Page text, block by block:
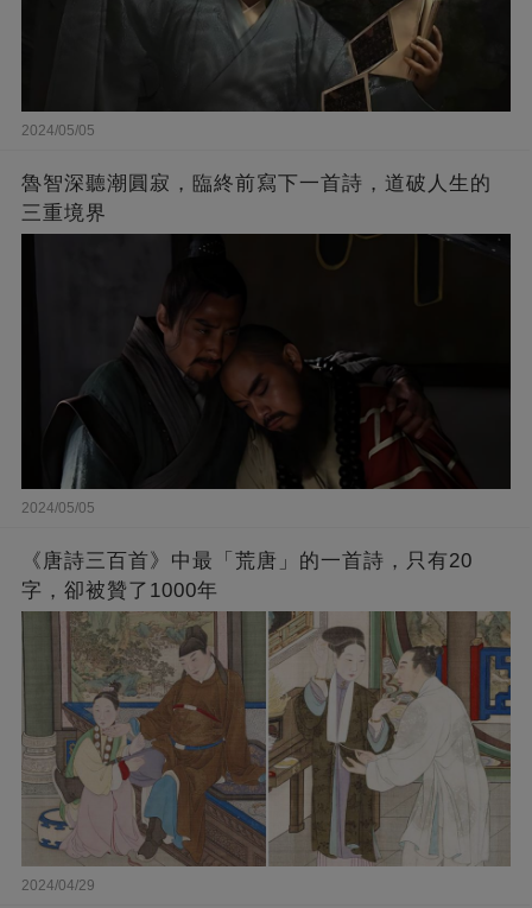
2024/05/05
魯智深聽潮圓寂，臨終前寫下一首詩，道破人生的
三重境界
2024/05/05
《唐詩三百首》中最「荒唐」的一首詩，只有20
字，卻被贊了1000年
2024/04/29